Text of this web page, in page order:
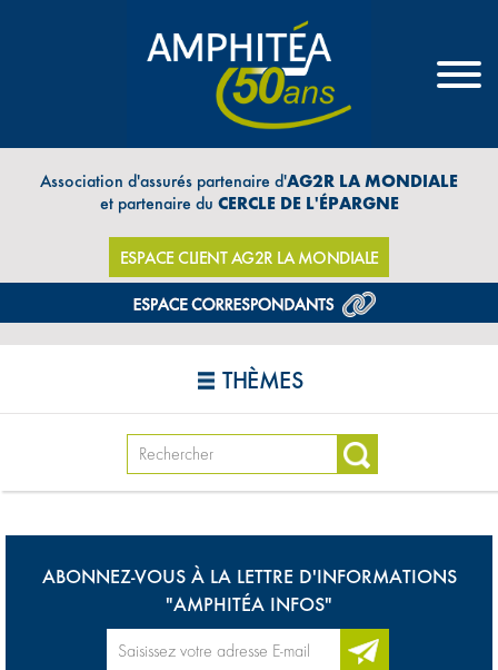
Association d'assurés partenaire d'AG2R LA MONDIALE
et partenaire du CERCLE DE L'ÉPARGNE
ESPACE CLIENT AG2R LA MONDIALE
THÈMES
ABONNEZ-VOUS À LA LETTRE D'INFORMATIONS
"AMPHITÉA INFOS"